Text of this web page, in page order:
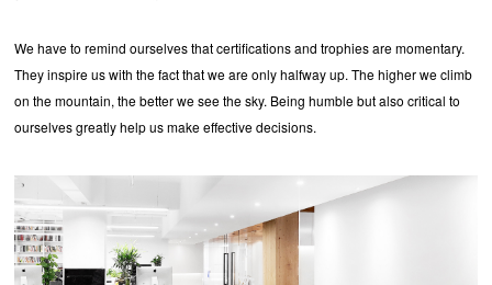
We have to remind ourselves that certifications and trophies are momentary.
They inspire us with the fact that we are only halfway up. The higher we climb
on the mountain, the better we see the sky. Being humble but also critical to
ourselves greatly help us make effective decisions.